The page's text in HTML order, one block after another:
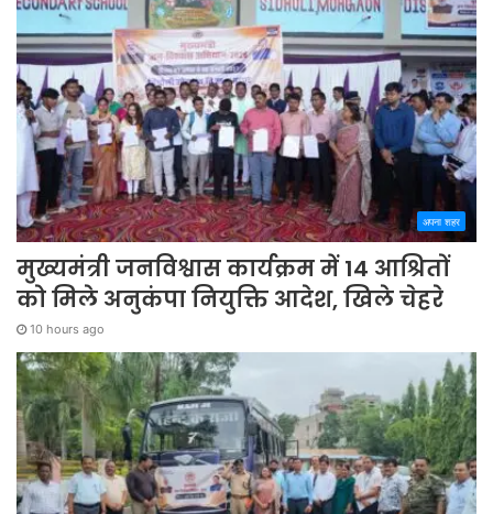
अपना शहर
मुख्यमंत्री जनविश्वास कार्यक्रम में 14 आश्रितों
को मिले अनुकंपा नियुक्ति आदेश, खिले चेहरे
10 hours ago